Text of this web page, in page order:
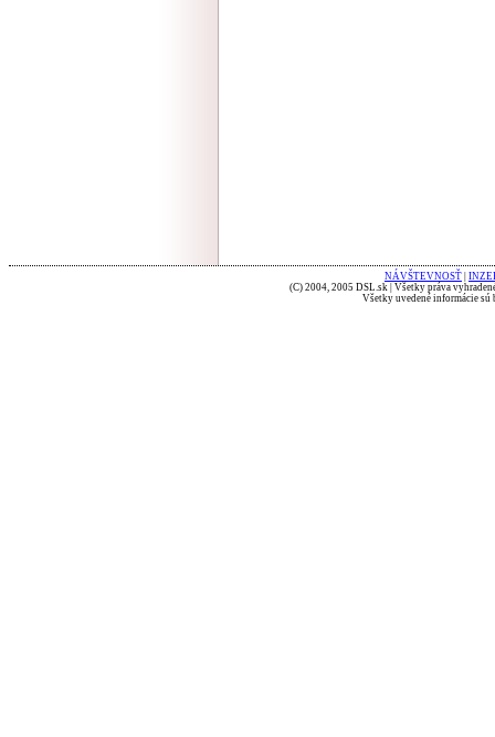
NÁVŠTEVNOSŤ
(C) 2004, 2005 DSL.sk | Všetky práva
Všetky uvedené informácie sú